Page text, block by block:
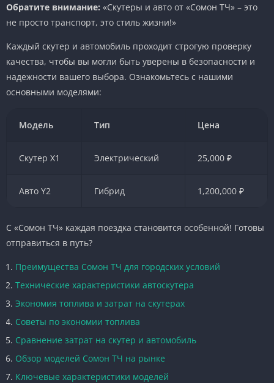
Обратите внимание: «Скутеры и авто от «Сомон ТЧ» – это
не просто транспорт, это стиль жизни!»
Каждый скутер и автомобиль проходит строгую проверку
качества, чтобы вы могли быть уверены в безопасности и
надежности вашего выбора. Ознакомьтесь с нашими
основными моделями:
Модель Тип Цена
Скутер X1 Электрический 25,000 ₽
Авто Y2 Гибрид 1,200,000 ₽
С «Сомон ТЧ» каждая поездка становится особенной! Готовы
отправиться в путь?
Преимущества Сомон ТЧ для городских условий
Технические характеристики автоскутера
Экономия топлива и затрат на скутерах
Советы по экономии топлива
Сравнение затрат на скутер и автомобиль
Обзор моделей Сомон ТЧ на рынке
Ключевые характеристики моделей